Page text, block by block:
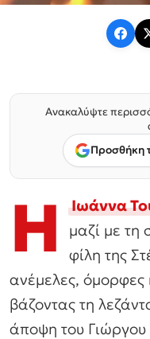
Ανακαλύψτε
Προσθήκη
H Ιωάννα
μαζί με τη
φίλη της
ανέμελες, όμορφες
βάζοντας τη
άποψη του Γιώργου